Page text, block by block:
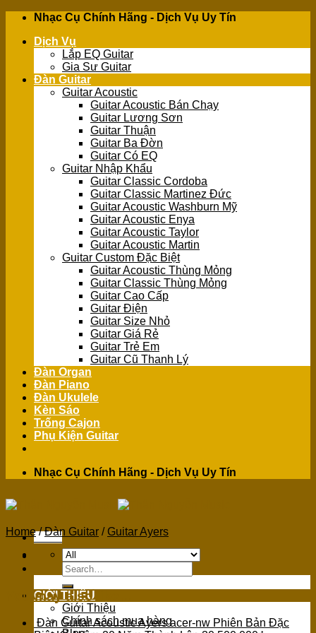
Skip
content
Nhạc Cụ Chính Hãng - Dịch Vụ Uy Tín
Dịch Vụ
Lắp EQ Guitar
Gia Sư Guitar
Đàn Guitar
Guitar Acoustic
Guitar Acoustic Bán Chạy
Guitar Lương Sơn
Guitar Thuận
Guitar Ba Đờn
Guitar Có EQ
Guitar Nhập Khẩu
Guitar Classic Cordoba
Guitar Classic Martinez Đức
Guitar Acoustic Washburn Mỹ
Guitar Acoustic Enya
Guitar Acoustic Taylor
Guitar Acoustic Martin
Guitar Custom Đặc Biệt
Guitar Acoustic Thùng Mỏng
Guitar Classic Thùng Mỏng
Guitar Cao Cấp
Guitar Điện
Guitar Size Nhỏ
Guitar Giá Rẻ
Guitar Trẻ Em
Guitar Cũ Thanh Lý
Đàn Organ
Đàn Piano
Đàn Ukulele
Kèn Sáo
Trống Cajon
Phụ Kiện Guitar
Nhạc Cụ Chính Hãng - Dịch Vụ Uy Tín
Menu
Search
for:
GIỚI THIỆU
Giới Thiệu
Chính sách mua hàng
Home / Đàn Guitar / Guitar Ayers
You may also like…
Đàn Guitar Acoustic Ayers acer-nw Phiên Bản Đặc